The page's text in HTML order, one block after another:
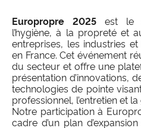
Europropre 2025est le
l’hygiène, à la propreté et
entreprises, les industries
en France. Cet événement
du secteur et offre une
présentation d’innovations,
technologies de pointe
professionnel, l’entretien et
Notre participation à
cadre d’un plan